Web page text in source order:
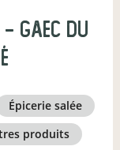
GAEC du
épicerie salée
produits